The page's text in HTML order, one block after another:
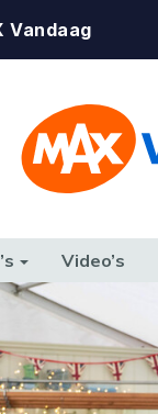
Vandaag
Video’s
& DRINKEN